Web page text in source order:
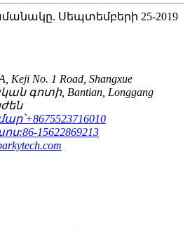
Սեպտեմբերի 25-2019
Keji No. 1 Road, Shangxue
գոտի, Bantian, Longgang
+8675523716010
86-15622869213